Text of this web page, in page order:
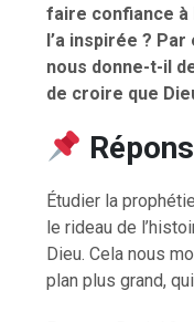
faire confiance à
l’a inspirée ?
nous donne-t-il
de croire que
Étudier la
le rideau de
Dieu. Cela nous
plan plus grand,